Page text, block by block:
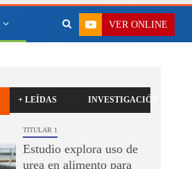
VER ONLINE
+ LEÍDAS INVESTIGACIÓN
TITULAR 1
Estudio explora uso de
urea en alimento para